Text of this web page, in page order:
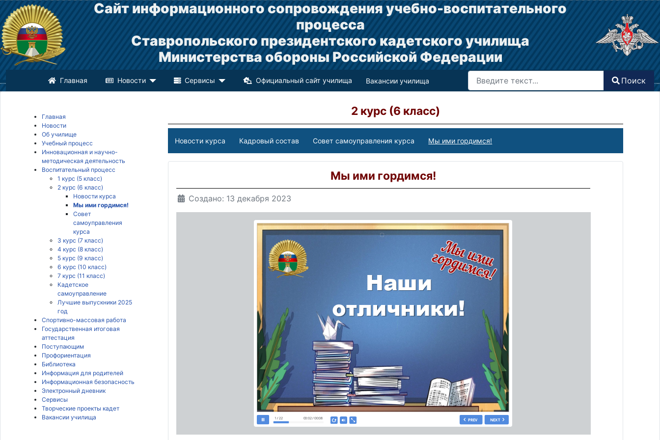
Сайт информационного сопровождения учебно-воспитательного
процесса
Ставропольского президентского кадетского училища
Министерства обороны Российской Федерации
Главная Новости Сервисы Официальный сайт училища Вакансии училища
Поиск
Поиск
Главная
Новости
Об училище
Учебный процесс
Инновационная и научно-
методическая деятельность
Воспитательный процесс
1 курс (5 класс)
2 курс (6 класс)
Новости курса
Мы ими гордимся!
Совет
самоуправления
курса
3 курс (7 класс)
4 курс (8 класс)
5 курс (9 класс)
6 курс (10 класс)
7 курс (11 класс)
Кадетское
самоуправление
Лучшие выпускники 2025
год
Спортивно-массовая работа
Государственная итоговая
аттестация
Поступающим
Профориентация
Библиотека
Информация для родителей
Информационная безопасность
Электронный дневник
Сервисы
Творческие проекты кадет
Вакансии училища
2 курс (6 класс)
Новости курса Кадровый состав Совет самоуправления курса Мы ими гордимся!
Мы ими гордимся!
Создано: 13 декабря 2023